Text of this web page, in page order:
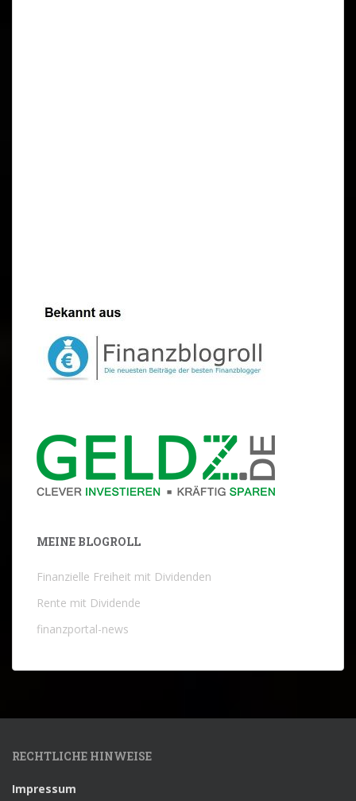
MEINE BLOGROLL
Finanzielle Freiheit mit Dividenden
Rente mit Dividende
finanzportal-news
RECHTLICHE HINWEISE
Impressum